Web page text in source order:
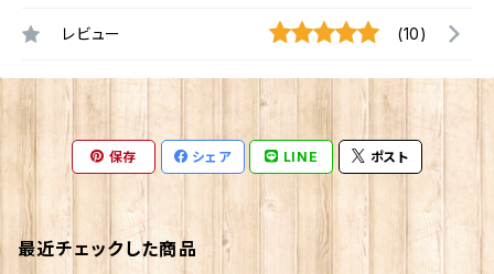
レビュー (10)
保存 シェア LINE ポスト
最近チェックした商品